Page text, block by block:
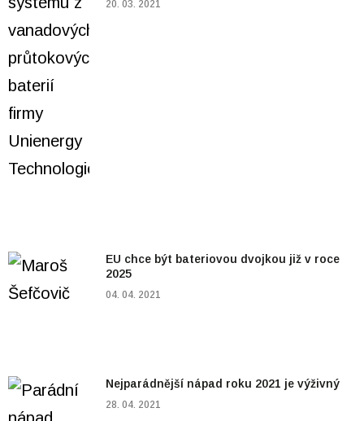
20. 03. 2021
EU chce být bateriovou dvojkou již v roce
2025
04. 04. 2021
Nejparádnější nápad roku 2021 je výživný
28. 04. 2021